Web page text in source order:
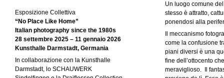
e
Un luogo comune
stesso è attratto,
ponendosi alla
Il meccanismo
come la confusione
piani diversi è una
fine dell’ottocento
meraviglioso. Il
Esposizione Collettiva
“No Place Like Home”
Italian photography since the 1980s
28 settembre 2025 – 11 gennaio 2026
Kunsthalle Darmstadt, Germania
In collaborazione con la Kunsthalle
Darmstadt, lo SCHAUWERK